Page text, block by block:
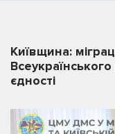
Київщина:
єдності